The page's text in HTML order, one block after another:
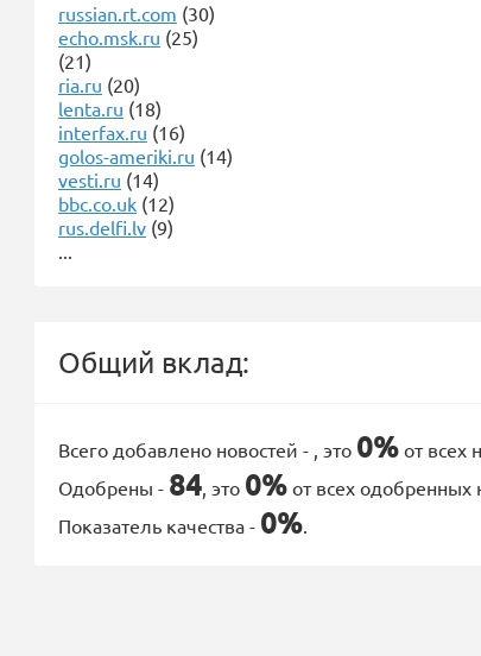
russian.rt.com (30)
echo.msk.ru (25)
(21)
ria.ru (20)
lenta.ru (18)
interfax.ru (16)
golos-ameriki.ru (14)
vesti.ru (14)
bbc.co.uk (12)
rus.delfi.lv (9)
...
Общий вклад:
Всего добавлено новостей - , это 0% от всех
Одобрены - 84, это 0% от всех одобренных
Показатель качества - 0%.